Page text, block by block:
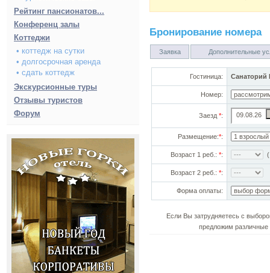
Рейтинг пансионатов...
Конференц залы
Коттеджи
• коттедж на сутки
• долгосрочная аренда
• сдать коттедж
Экскурсионные туры
Отзывы туристов
Форум
Бронирование номера
Заявка Дополнительные
Гостиница: Санаторий
Номер:
Заезд *:
Размещение:*:
Возраст 1 реб.: *:
Возраст 2 реб.: *:
Форма оплаты:
Если Вы затрудняетесь с
предложим различные